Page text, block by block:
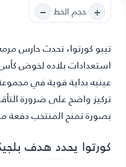
+ حجم الخط −
تيبو كورتوا، تحدث حارس
عينيه بداية قوية في
تركيز واضح على ضرورة
بصورة تمنح المنتخب دفعة
كورتوا يحدد هدف